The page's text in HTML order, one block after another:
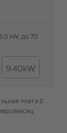
5.0 kW, до 70
9.40kW
плата 0
месяц